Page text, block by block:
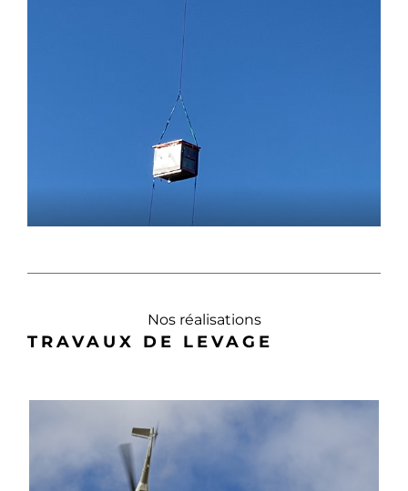
Nos réalisations
TRAVAUX DE LEVAGE